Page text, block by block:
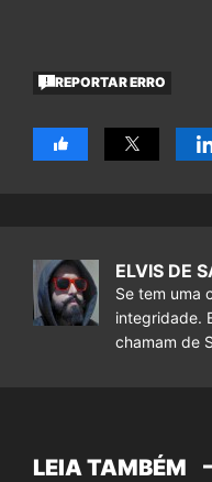
REPORTAR ERRO
ELVIS DE
Se tem uma
integridade.
chamam de
LEIA TAMBÉM